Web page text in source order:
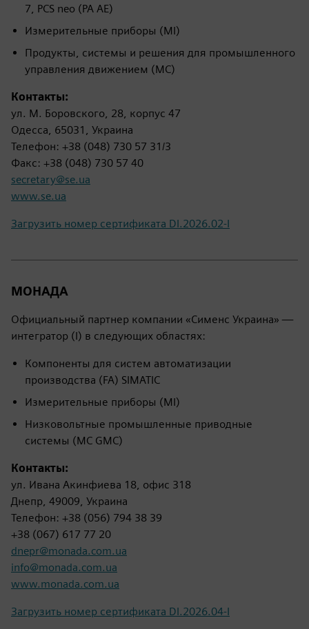
7, PCS neo (PA AE)
Измерительные приборы (MI)
Продукты, системы и решения для промышленного
управления движением (MC)
Контакты:
ул. М. Боровского, 28, корпус 47
Одесса, 65031, Украина
Телефон: +38 (048) 730 57 31/3
Факс: +38 (048) 730 57 40
secretary@se.ua
www.se.ua
Загрузить номер сертификата DI.2026.02-I
МОНАДА
Официальный партнер компании «Сименс Украина» —
интегратор (I) в следующих областях:
Компоненты для систем автоматизации
производства (FA) SIMATIC
Измерительные приборы (MI)
Низковольтные промышленные приводные
системы (MC GMC)
Контакты:
ул. Ивана Акинфиева 18, офис 318
Днепр, 49009, Украина
Телефон: +38 (056) 794 38 39
+38 (067) 617 77 20
dnepr@monada.com.ua
info@monada.com.ua
www.monada.com.ua
Загрузить номер сертификата DI.2026.04-I